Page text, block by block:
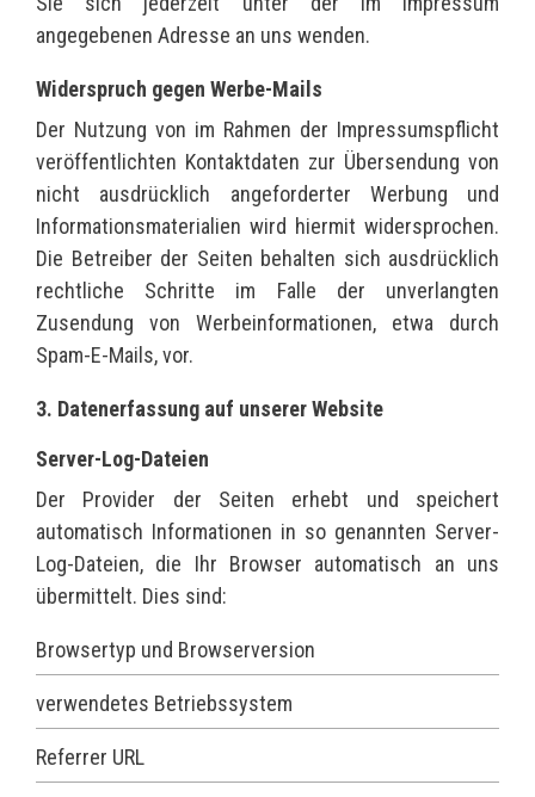
angegebenen Adresse an uns wenden.
Widerspruch gegen Werbe-Mails
Der Nutzung von im Rahmen der Impressumspflicht
veröffentlichten Kontaktdaten zur Übersendung von
nicht ausdrücklich angeforderter Werbung und
Informationsmaterialien wird hiermit widersprochen.
Die Betreiber der Seiten behalten sich ausdrücklich
rechtliche Schritte im Falle der unverlangten
Zusendung von Werbeinformationen, etwa durch
Spam-E-Mails, vor.
3. Datenerfassung auf unserer Website
Server-Log-Dateien
Der Provider der Seiten erhebt und speichert
automatisch Informationen in so genannten Server-
Log-Dateien, die Ihr Browser automatisch an uns
übermittelt. Dies sind:
Browsertyp und Browserversion
verwendetes Betriebssystem
Referrer URL